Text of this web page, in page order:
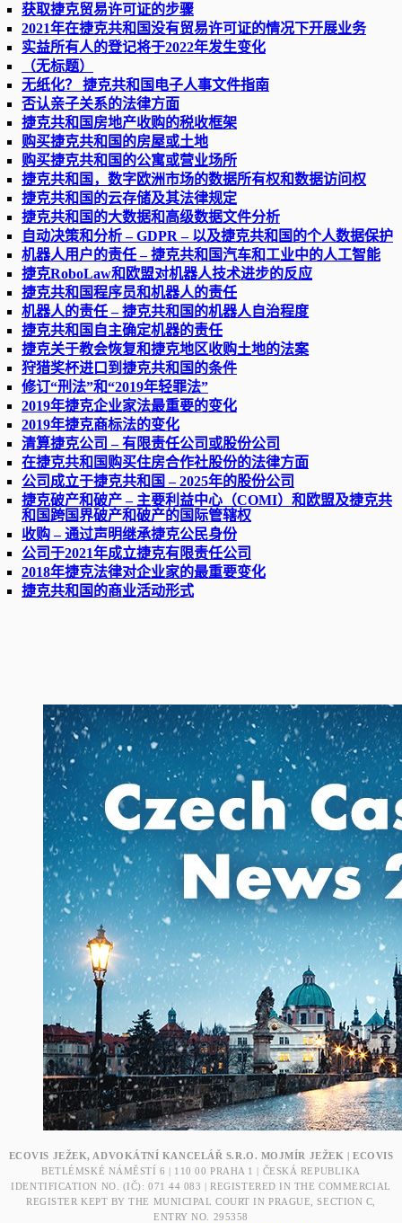
获取捷克贸易许可证的步骤
2021年在捷克共和国没有贸易许可证的情况下开展业务
实益所有人的登记将于2022年发生变化
（无标题）
无纸化？ 捷克共和国电子人事文件指南
否认亲子关系的法律方面
捷克共和国房地产收购的税收框架
购买捷克共和国的房屋或土地
购买捷克共和国的公寓或营业场所
捷克共和国，数字欧洲市场的数据所有权和数据访问权
捷克共和国的云存储及其法律规定
捷克共和国的大数据和高级数据文件分析
自动决策和分析 – GDPR – 以及捷克共和国的个人数据保护
机器人用户的责任 – 捷克共和国汽车和工业中的人工智能
捷克RoboLaw和欧盟对机器人技术进步的反应
捷克共和国程序员和机器人的责任
机器人的责任 – 捷克共和国的机器人自治程度
捷克共和国自主确定机器的责任
捷克关于教会恢复和捷克地区收购土地的法案
狩猎奖杯进口到捷克共和国的条件
修订“刑法”和“2019年轻罪法”
2019年捷克企业家法最重要的变化
2019年捷克商标法的变化
清算捷克公司 – 有限责任公司或股份公司
在捷克共和国购买住房合作社股份的法律方面
公司成立于捷克共和国 – 2025年的股份公司
捷克破产和破产 – 主要利益中心（COMI）和欧盟及捷克共
和国跨国界破产和破产的国际管辖权
收购 – 通过声明继承捷克公民身份
公司于2021年成立捷克有限责任公司
2018年捷克法律对企业家的最重要变化
捷克共和国的商业活动形式
ECOVIS JEŽEK, ADVOKÁTNÍ KANCELÁŘ S.R.O. MOJMÍR JEŽEK | ECOVIS
BETLÉMSKÉ NÁMĚSTÍ 6 | 110 00 PRAHA 1 | ČESKÁ REPUBLIKA
IDENTIFICATION NO. (IČ): 071 44 083 | REGISTERED IN THE COMMERCIAL
REGISTER KEPT BY THE MUNICIPAL COURT IN PRAGUE, SECTION C,
ENTRY NO. 295358